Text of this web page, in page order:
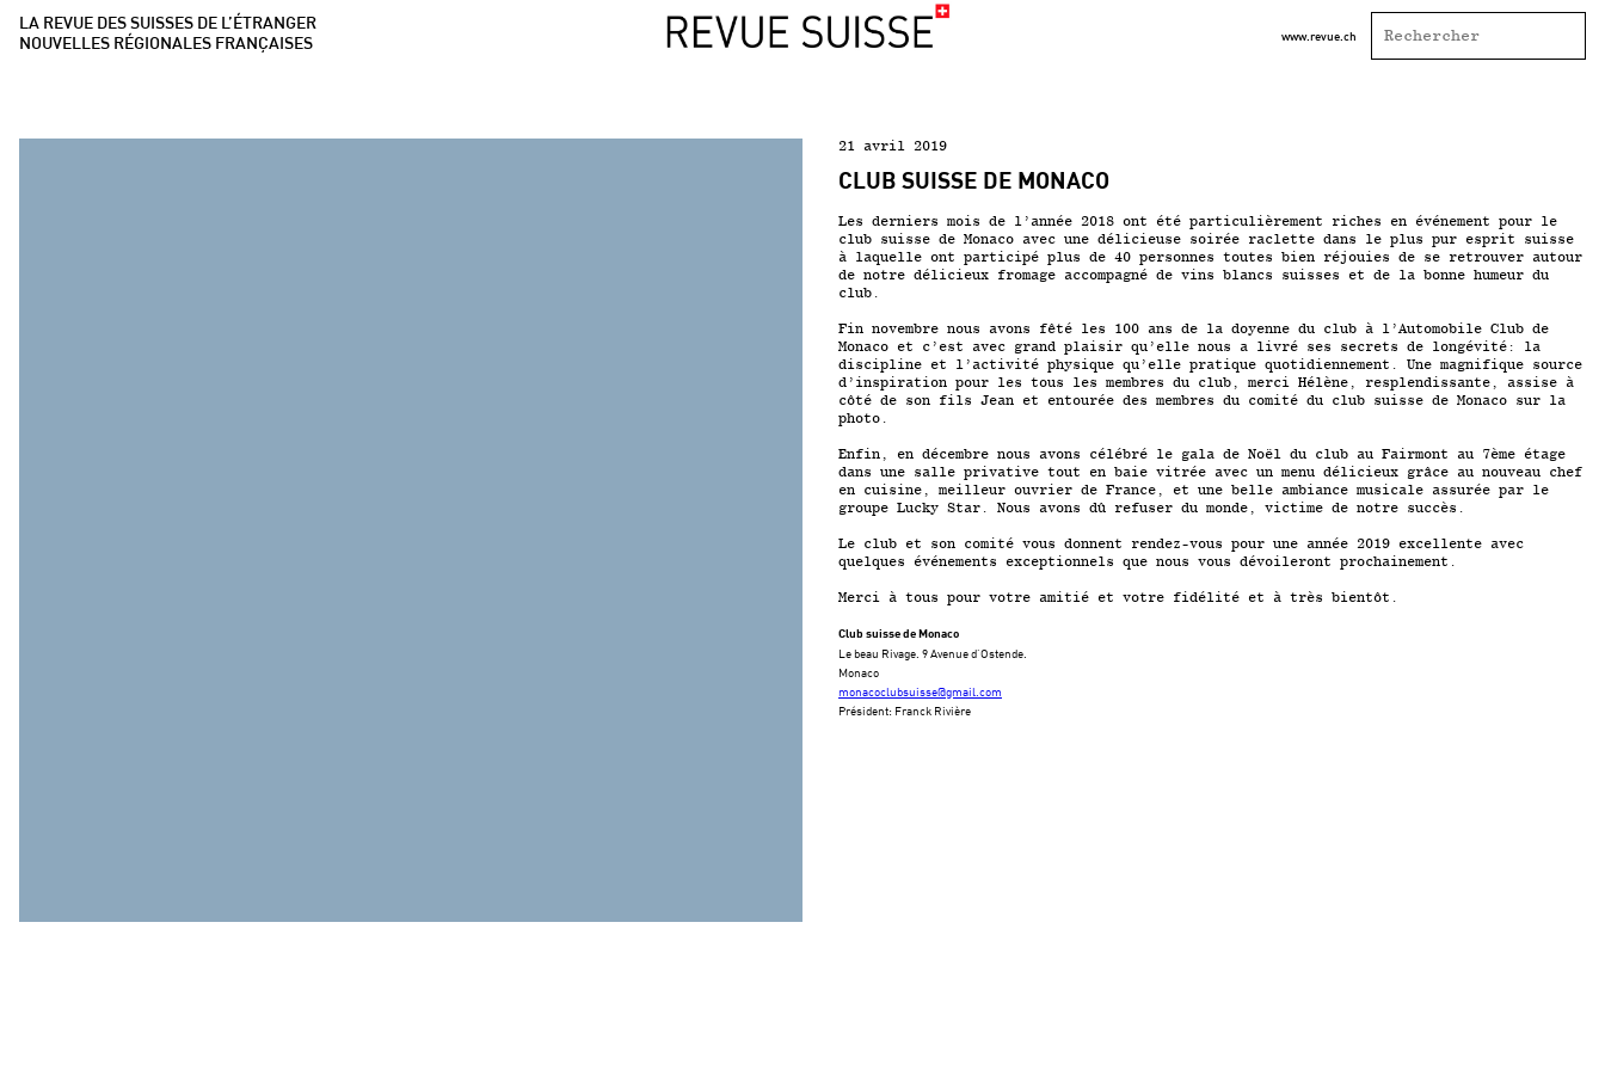
LA REVUE DES SUISSES DE L’ÉTRANGER
NOUVELLES RÉGIONALES FRANÇAISES
www.revue.ch
21 avril 2019
CLUB SUISSE DE MONACO
Les derniers mois de l’année 2018 ont été particulièrement riches en événement pour le
club suisse de Monaco avec une délicieuse soirée raclette dans le plus pur esprit suisse
à laquelle ont participé plus de 40 personnes toutes bien réjouies de se retrouver autour
de notre délicieux fromage accompagné de vins blancs suisses et de la bonne humeur du
club.
Fin novembre nous avons fêté les 100 ans de la doyenne du club à l’Automobile Club de
Monaco et c’est avec grand plaisir qu’elle nous a livré ses secrets de longévité: la
discipline et l’activité physique qu’elle pratique quotidiennement. Une magnifique source
d’inspiration pour les tous les membres du club, merci Hélène, resplendissante, assise à
côté de son fils Jean et entourée des membres du comité du club suisse de Monaco sur la
photo.
Enfin, en décembre nous avons célébré le gala de Noël du club au Fairmont au 7ème étage
dans une salle privative tout en baie vitrée avec un menu délicieux grâce au nouveau chef
en cuisine, meilleur ouvrier de France, et une belle ambiance musicale assurée par le
groupe Lucky Star. Nous avons dû refuser du monde, victime de notre succès.
Le club et son comité vous donnent rendez-vous pour une année 2019 excellente avec
quelques événements exceptionnels que nous vous dévoileront prochainement.
Merci à tous pour votre amitié et votre fidélité et à très bientôt.
Club suisse de Monaco
Le beau Rivage. 9 Avenue d’Ostende.
Monaco
monacoclubsuisse@gmail.com
Président: Franck Rivière